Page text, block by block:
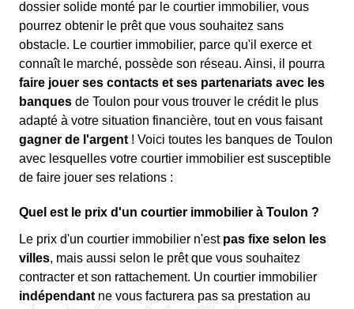
dossier solide monté par le courtier immobilier, vous
pourrez obtenir le prêt que vous souhaitez sans
obstacle. Le courtier immobilier, parce qu'il exerce et
connaît le marché, possède son réseau. Ainsi, il pourra
faire jouer ses contacts et ses partenariats avec les
banques de Toulon pour vous trouver le crédit le plus
adapté à votre situation financière, tout en vous faisant
gagner de l'argent ! Voici toutes les banques de Toulon
avec lesquelles votre courtier immobilier est susceptible
de faire jouer ses relations :
Quel est le prix d'un courtier immobilier à Toulon ?
Le prix d'un courtier immobilier n'est pas fixe selon les
villes, mais aussi selon le prêt que vous souhaitez
contracter et son rattachement. Un courtier immobilier
indépendant ne vous facturera pas sa prestation au